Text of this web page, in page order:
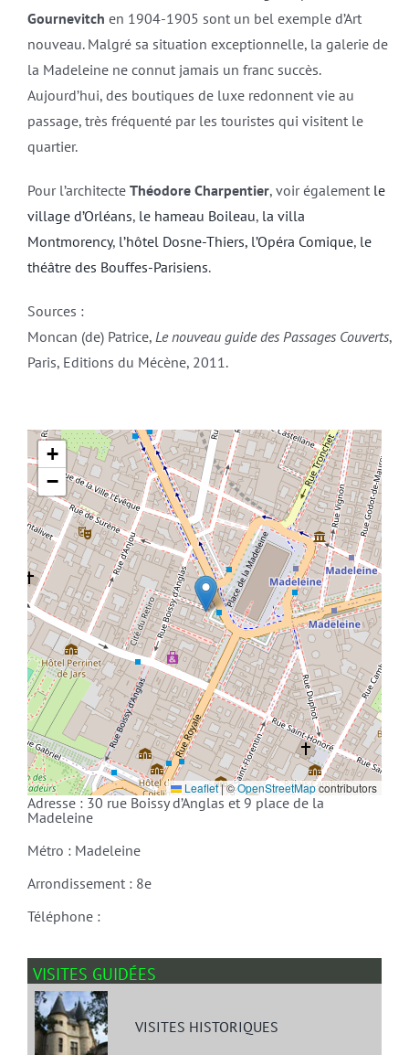
Gournevitch en 1904-1905 sont un bel exemple d’Art
nouveau. Malgré sa situation exceptionnelle, la galerie de
la Madeleine ne connut jamais un franc succès.
Aujourd’hui, des boutiques de luxe redonnent vie au
passage, très fréquenté par les touristes qui visitent le
quartier.
Pour l’architecte Théodore Charpentier, voir également le
village d’Orléans, le hameau Boileau, la villa
Montmorency, l’hôtel Dosne-Thiers, l’Opéra Comique, le
théâtre des Bouffes-Parisiens.
Sources :
Moncan (de) Patrice, Le nouveau guide des Passages Couverts,
Paris, Editions du Mécène, 2011.
+
−
Leaflet|©OpenStreetMapcontributors
Adresse : 30 rue Boissy d’Anglas et 9 place de la
Madeleine
Métro : Madeleine
Arrondissement : 8e
Téléphone :
VISITES GUIDÉES
VISITES HISTORIQUES